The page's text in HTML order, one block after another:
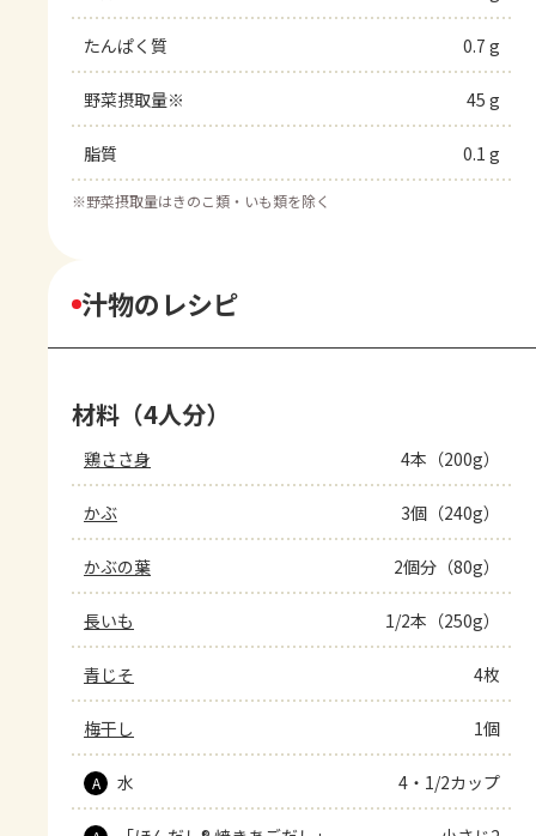
たんぱく質 0.7 g
野菜摂取量※ 45 g
脂質 0.1 g
※野菜摂取量はきのこ類・いも類を除く
汁物のレシピ
材料（4人分）
鶏ささ身 4本（200g）
かぶ 3個（240g）
かぶの葉 2個分（80g）
長いも 1/2本（250g）
青じそ 4枚
梅干し 1個
A 水 4・1/2カップ